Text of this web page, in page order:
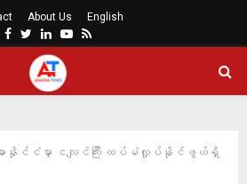
About Us English
Facebook
Twitter
LinkedinYoutube
Rss
ာနိုင်ငံမှာ ငလျင်ကြီး ထပ်မံလှုပ်နိုင်ဖွယ်ရှိ